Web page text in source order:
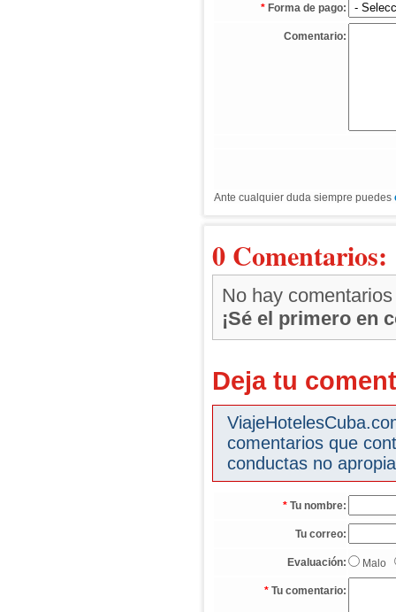
* Forma de pago:
Comentario:
Ante cualquier duda siempre puedes
0 Comentarios:
No hay comentarios
¡Sé el primero en
Deja tu
comentarios que
conductas no
* Tu nombre:
Tu correo:
Evaluación: Malo
* Tu comentario: